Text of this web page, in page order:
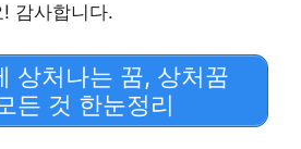
감사합니다.
상처나는 꿈, 상처꿈
든 것 한눈정리